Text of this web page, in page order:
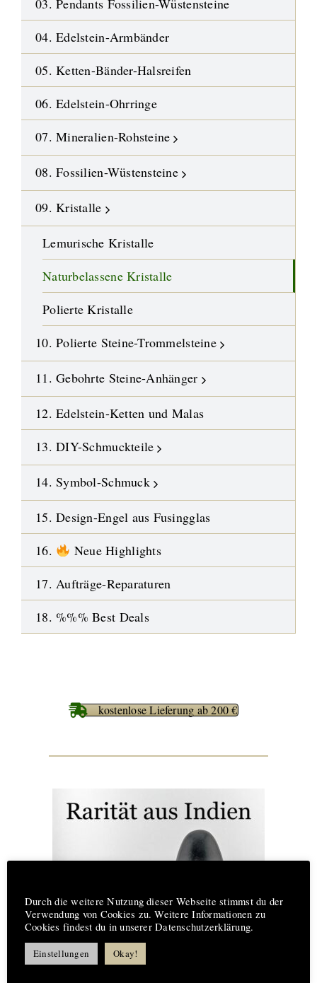
03. Pendants Fossilien-Wüstensteine
04. Edelstein-Armbänder
05. Ketten-Bänder-Halsreifen
06. Edelstein-Ohrringe
07. Mineralien-Rohsteine
08. Fossilien-Wüstensteine
09. Kristalle
Lemurische Kristalle
Naturbelassene Kristalle
Polierte Kristalle
10. Polierte Steine-Trommelsteine
11. Gebohrte Steine-Anhänger
12. Edelstein-Ketten und Malas
13. DIY-Schmuckteile
14. Symbol-Schmuck
15. Design-Engel aus Fusingglas
16.
Neue Highlights
17. Aufträge-Reparaturen
18. %%% Best Deals
kostenlose Lieferung ab 200 €
Durch die weitere Nutzung dieser Webseite stimmst du der
Verwendung von Cookies zu. Weitere Informationen zu
Cookies findest du in unserer Datenschutzerklärung.
Einstellungen Okay!